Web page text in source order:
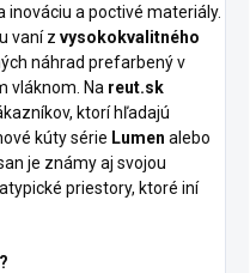
inováciu a poctivé materiály.
vaní z vysokokvalitného
náhrad prefarbený v
vláknom. Na reut.sk
ktorí hľadajú
kúty série Lumen alebo
je známy aj svojou
priestory, ktoré iní